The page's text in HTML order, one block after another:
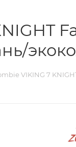
VIKING 7